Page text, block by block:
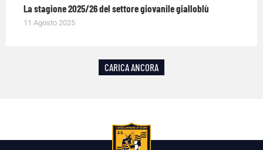
La stagione 2025/26 del settore giovanile gialloblù
11 Agosto 2025
CARICA ANCORA